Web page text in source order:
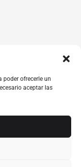
poder ofrecerle un
aceptar las
Power Nº 7,
desde 1954.
Tenerife
del ICATF.